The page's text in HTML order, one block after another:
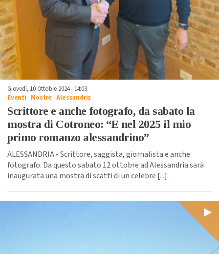
Giovedì, 10 Ottobre 2024 - 14:03
Eventi -Mostre -Alessandria
Scrittore e anche fotografo, da sabato la
mostra di Cotroneo: “E nel 2025 il mio
primo romanzo alessandrino”
ALESSANDRIA - Scrittore, saggista, giornalista e anche
fotografo. Da questo sabato 12 ottobre ad Alessandria sarà
inaugurata una mostra di scatti di un celebre [...]